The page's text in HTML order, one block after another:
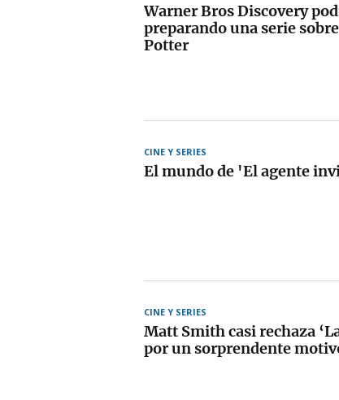
Warner Bros Discovery
preparando una serie
Potter
CINE Y SERIES
El mundo de 'El agente
CINE Y SERIES
Matt Smith casi rechaza
por un sorprendente